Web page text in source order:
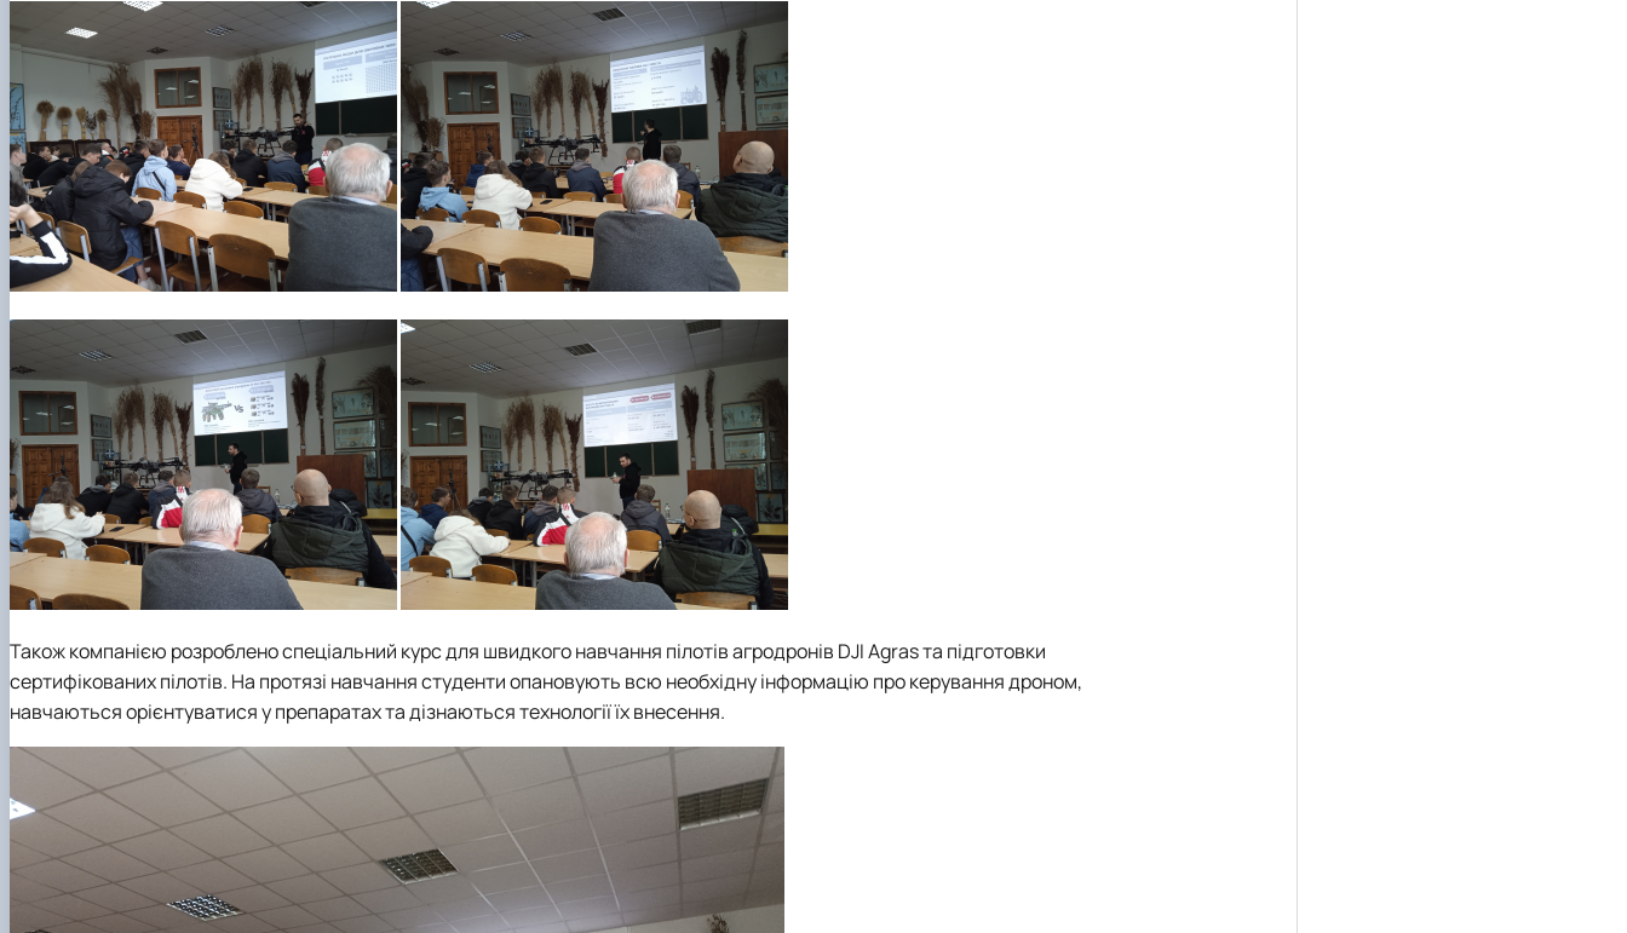
Також компанією розроблено спеціальний курс для швидкого навчання пілотів агродронів DJI Agras та підготовки
сертифікованих пілотів. На протязі навчання студенти опановують всю необхідну інформацію про керування дроном,
навчаються орієнтуватися у препаратах та дізнаються технології їх внесення.